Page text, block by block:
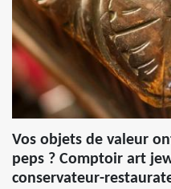
Vos objets de valeur
peps ? Comptoir art
conservateur-